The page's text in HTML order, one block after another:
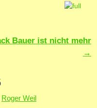
Bauer ist nicht mehr
→
Roger Weil